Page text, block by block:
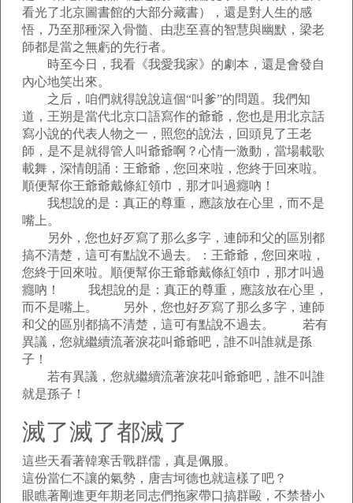
看光了北京圖書館的大部分藏書），還是對人生的感
悟，乃至那種深入骨髓、由悲至喜的智慧與幽默，梁老
師都是當之無虧的先行者。
時至今日，我看《我愛我家》的劇本，還是會發自
內心地笑出來。
之后，咱們就得說說這個“叫爹”的問題。我們知
道，王朔是當代北京口語寫作的爺爺，您也是用北京話
寫小說的代表人物之一，照您的說法，回頭見了王老
師，是不是就得管人叫爺爺啊？心情一激動，當場載歌
載舞，深情朗誦：王爺爺，您回來啦，您終于回來啦。
順便幫你王爺爺戴條紅領巾，那才叫過癮吶！
我想說的是：真正的尊重，應該放在心里，而不是
嘴上。
另外，您也好歹寫了那么多字，連師和父的區別都
搞不清楚，這可有點說不過去。
：王爺爺，您回來啦，
您終于回來啦。順便幫你王爺爺戴條紅領巾，那才叫過
癮吶！ 我想說的是：真正的尊重，應該放在心里，
而不是嘴上。 另外，您也好歹寫了那么多字，連師
和父的區別都搞不清楚，這可有點說不過去。 若有
異議，您就繼續流著淚花叫爺爺吧，誰不叫誰就是孫
子！
若有異議，您就繼續流著淚花叫爺爺吧，誰不叫誰
就是孫子！
滅了滅了都滅了
這些天看著韓寒舌戰群儒，真是佩服。
這份當仁不讓的氣勢，唐吉坷德也就這樣了吧？
眼瞧著剛進更年期老同志們拖家帶口搞群毆，不禁替小